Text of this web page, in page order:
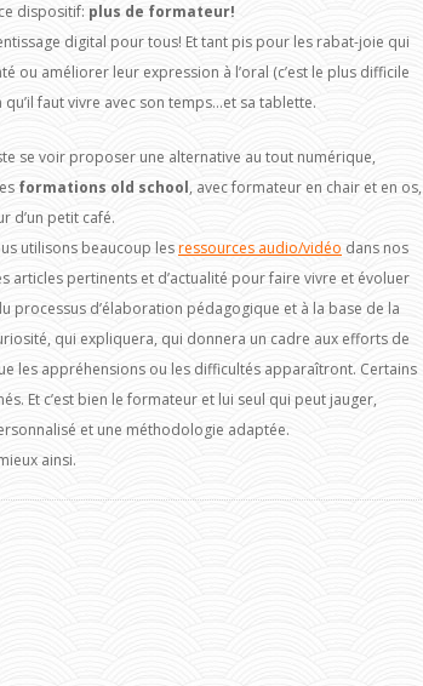
dispositif: plus de formateur!
digital pour tous! Et tant pis pour les rabat-joie qui
améliorer leur expression à l’oral (c’est le plus difficile
faut vivre avec son temps…et sa tablette.
se voir proposer une alternative au tout numérique,
formations old school, avec formateur en chair et en os,
d’un petit café.
utilisons beaucoup lesressources audio/vidéo dans nos
articles pertinents et d’actualité pour faire vivre et évoluer
processus d’élaboration pédagogique et à la base de la
qui expliquera, qui donnera un cadre aux efforts de
les appréhensions ou les difficultés apparaîtront. Certains
Et c’est bien le formateur et lui seul qui peut jauger,
et une méthodologie adaptée.
ainsi.